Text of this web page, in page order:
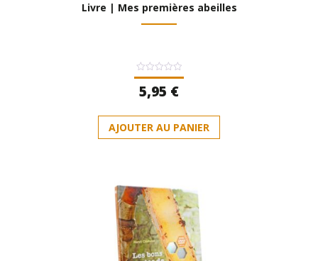
Livre | Mes premières abeilles
Note
0
sur
5,95 €
AJOUTER AU PANIER